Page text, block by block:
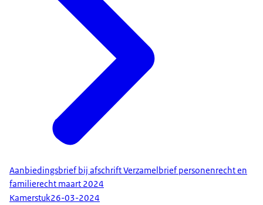
Aanbiedingsbrief bij afschrift Verzamelbrief personenrecht en
familierecht maart 2024
Kamerstuk26-03-2024